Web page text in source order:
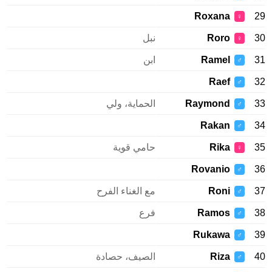
♀
Roxana
♀
Roro
♂
Ramel
♂
Raef
♂
Raymond الحماية، ولي
♂
Rakan
♀
Rika حامي قوية
♂
Rovanio
♂
Roni مع الغناء الفرح
♂
Ramos فرع
♂
Rukawa
♂
Riza الصيف، حصادة